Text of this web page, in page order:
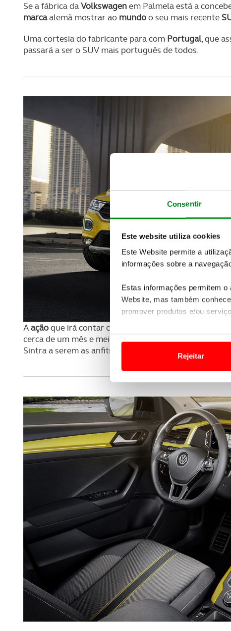
Consentir
Este website utiliza cookies
Este Website permite a
informações sobre a
Estas informações permitem
Website, mas também
promover produtos e/ou
Usamos cookies para
funcionalidades de redes
Adicionalmente partilhamos
e organizações na UE e em
O ACP garantirá que as
consentimento e quando tal se
Realçamos que o bloqueio de
navegação no Website e nos
Consulte a política de cookies
Rejeitar
Se a fábrica daVolkswagenem Palmela está a
marcaalemã mostrar ao mundoo seu mais recente
Uma cortesia do fabricante para com Portugal, que
passará a ser o SUV mais português de todos.
Aaçãoque irá contar com a presença dos
cerca de um mês e meio, tendo por base uma
Sintra a serem as anfitriãs para esta
açãode